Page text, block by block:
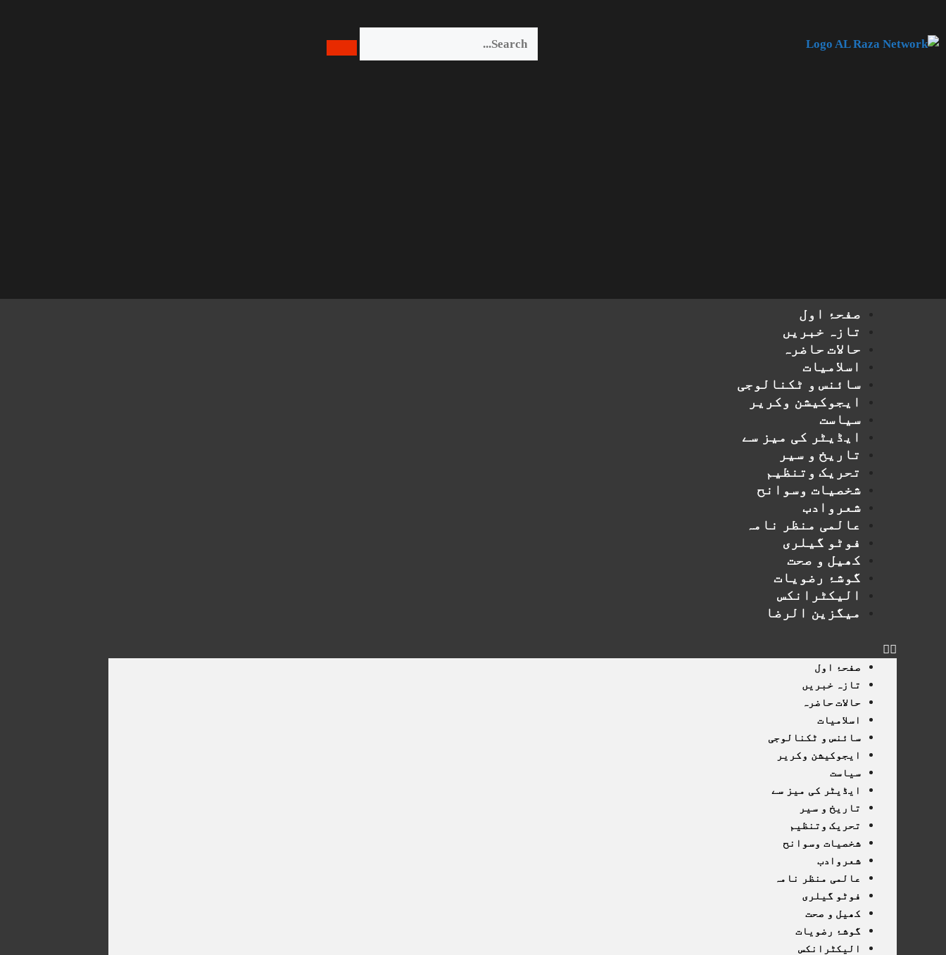
صفحۂ اول
تازہ خبریں
حالات حاضرہ
اسلامیات
سائنس و ٹکنالوجی
ایجوکیشن وکریر
سیاست
ایڈیٹر کی میز سے
تاریخ و سیر
تحریک وتنظیم
شخصیات وسوانح
شعروادب
عالمی منظر نامہ
فوٹو گیلری
کھیل و صحت
گوشۂ رضویات
الیکٹرانکس
میگزین الرضا
صفحۂ اول
تازہ خبریں
حالات حاضرہ
اسلامیات
سائنس و ٹکنالوجی
ایجوکیشن وکریر
سیاست
ایڈیٹر کی میز سے
تاریخ و سیر
تحریک وتنظیم
شخصیات وسوانح
شعروادب
عالمی منظر نامہ
فوٹو گیلری
کھیل و صحت
گوشۂ رضویات
الیکٹرانکس